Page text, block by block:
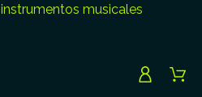
instrumentos musicales